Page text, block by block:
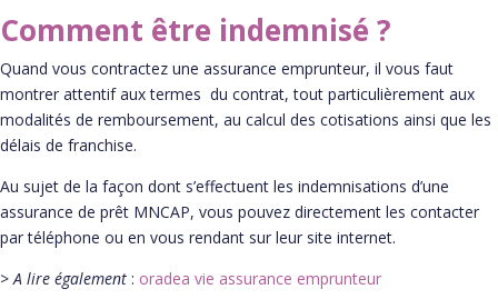
Comment être indemnisé ?
Quand vous contractez une assurance emprunteur, il vous faut
montrer attentif aux termes du contrat, tout particulièrement aux
modalités de remboursement, au calcul des cotisations ainsi que les
délais de franchise.
Au sujet de la façon dont s’effectuent les indemnisations d’une
assurance de prêt MNCAP, vous pouvez directement les contacter
par téléphone ou en vous rendant sur leur site internet.
> A lire également : oradea vie assurance emprunteur